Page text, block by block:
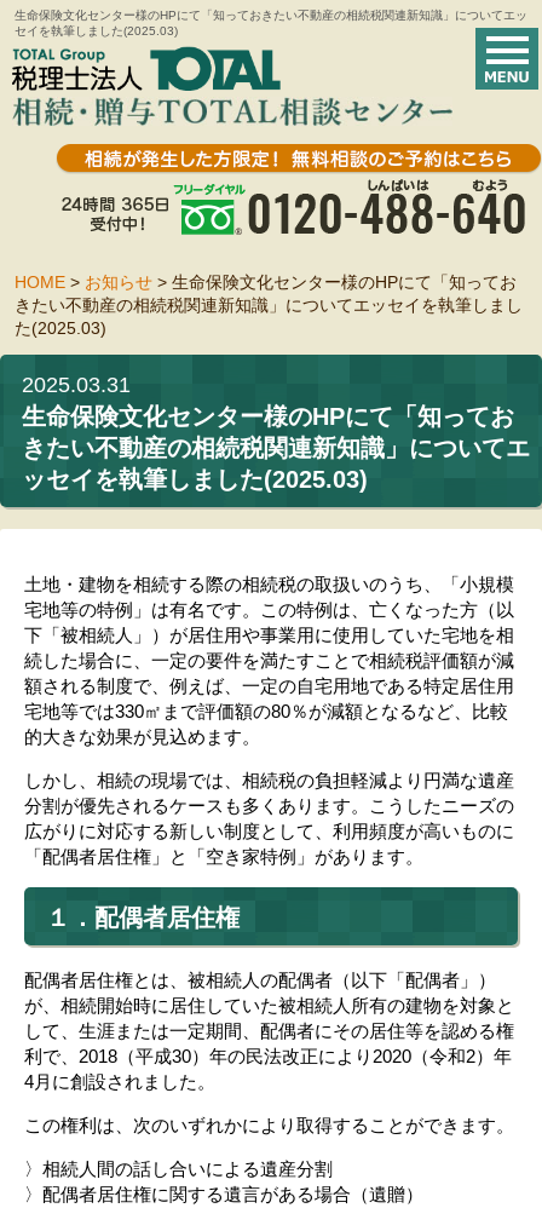
生命保険文化センター様のHPにて「知っておきたい不動産の相続税関連新知識」についてエッ
セイを執筆しました(2025.03)
HOME > お知らせ > 生命保険文化センター様のHPにて「知ってお
きたい不動産の相続税関連新知識」についてエッセイを執筆しまし
た(2025.03)
2025.03.31
生命保険文化センター様のHPにて「知ってお
きたい不動産の相続税関連新知識」についてエ
ッセイを執筆しました(2025.03)
土地・建物を相続する際の相続税の取扱いのうち、「小規模
宅地等の特例」は有名です。この特例は、亡くなった方（以
下「被相続人」）が居住用や事業用に使用していた宅地を相
続した場合に、一定の要件を満たすことで相続税評価額が減
額される制度で、例えば、一定の自宅用地である特定居住用
宅地等では330㎡まで評価額の80％が減額となるなど、比較
的大きな効果が見込めます。
しかし、相続の現場では、相続税の負担軽減より円満な遺産
分割が優先されるケースも多くあります。こうしたニーズの
広がりに対応する新しい制度として、利用頻度が高いものに
「配偶者居住権」と「空き家特例」があります。
１．配偶者居住権
配偶者居住権とは、被相続人の配偶者（以下「配偶者」）
が、相続開始時に居住していた被相続人所有の建物を対象と
して、生涯または一定期間、配偶者にその居住等を認める権
利で、2018（平成30）年の民法改正により2020（令和2）年
4月に創設されました。
この権利は、次のいずれかにより取得することができます。
〉相続人間の話し合いによる遺産分割
〉配偶者居住権に関する遺言がある場合（遺贈）